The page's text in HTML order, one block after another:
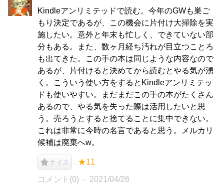
Kindleアンリミテッドで読む。今年のGWも巣ご
もり決定であるが、この機会に片付け大掃除を実
施したい。意外と年末も忙しく、できていない部
分もある。また、数ヶ月経ち汚れが目立つことろ
も出てきた。この手の本は同じような内容なので
あるが、片付けると決めてから読むとやる気が湧
く。こういう使い方をするとKindleアンリミテッ
ドも使いやすい。まだまだこの手の本がたくさん
あるので、やる気を失った際は活用したいと思
う。売ろうとすると捨てることに集中できない。
これは非常に今時の名言であると思う。メルカリ
候補は廃棄へw。
ナイス ★11
コメント(0) 2021/04/26